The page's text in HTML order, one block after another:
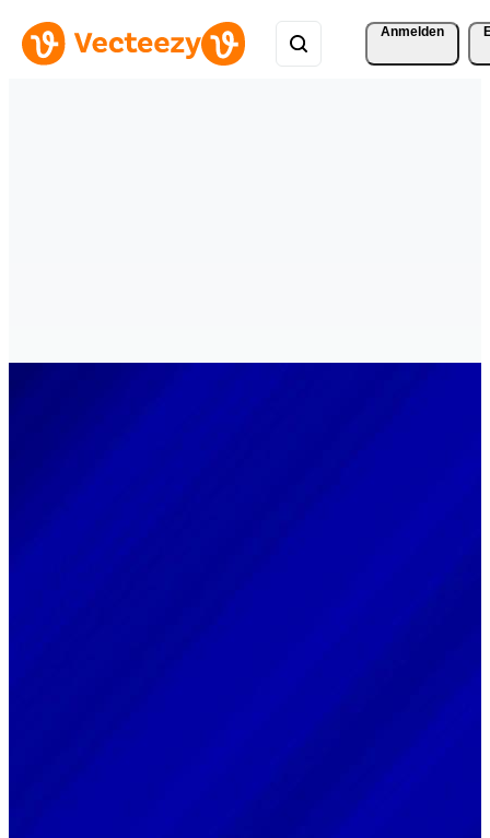
Anmelden